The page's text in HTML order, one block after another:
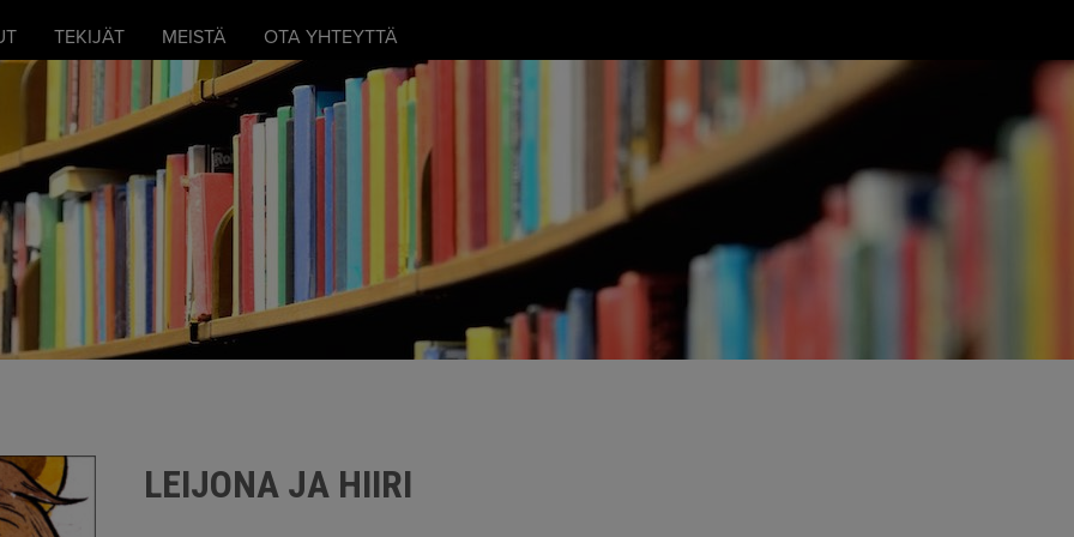
TEKIJÄT MEISTÄ OTA YHTEYTTÄ
LEIJONA JA HIIRI